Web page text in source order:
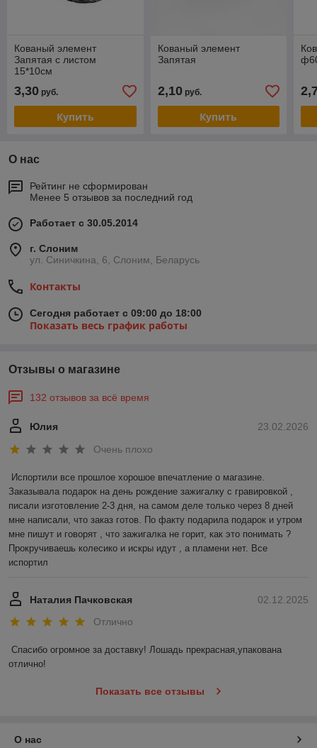
Кованый элемент
Запятая с листом
15*10см
3,30 руб.
Купить
Кованый элемент
Запятая
2,10руб.
Купить
О нас
Рейтинг не сформирован
Менее 5 отзывов за последний год
Работает с 30.05.2014
г. Слоним
ул. Синичкина, 6, Слоним, Беларусь
Контакты
Сегодня работает с 09:00 до 18:00
Показать весь график работы
Отзывы о магазине
132 отзывов за всё время
23.02.2026
Юлия
Очень плохо
Испортили все прошлое хорошое впечатление о магазине.
Заказывала подарок на день рождение зажигалку с гравировкой ,
писали изготовление 2-3 дня, на самом деле только через 8 дней
мне написали, что заказ готов. По факту подарила подарок и утром
мне пишут и говорят , что зажигалка не горит, как это понимать ?
Прокручиваешь колесико и искры идут , а пламени нет. Все
испортил
02.12.2025
Наталия Пачковская
Отлично
Спасибо огромное за доставку! Лошадь прекрасная,упакована
отлично!
Показать все отзывы
О нас